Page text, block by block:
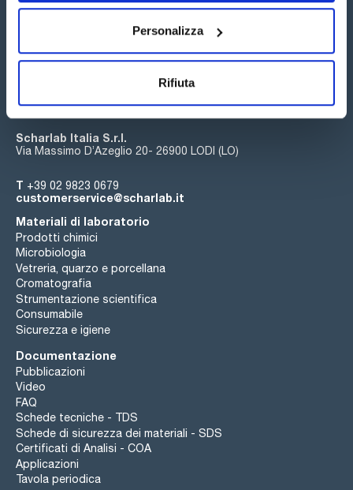
Personalizza
Rifiuta
Seguici:
Iscriviti alla Newsletter
Scharlab Italia S.r.l.
Via Massimo D’Azeglio 20- 26900 LODI (LO)
T +39 02 9823 0679
customerservice@scharlab.it
Materiali di laboratorio
Prodotti chimici
Microbiologia
Vetreria, quarzo e porcellana
Cromatografia
Strumentazione scientifica
Consumabile
Sicurezza e igiene
Documentazione
Pubblicazioni
Video
FAQ
Schede tecniche - TDS
Schede di sicurezza dei materiali - SDS
Certificati di Analisi - COA
Applicazioni
Tavola periodica